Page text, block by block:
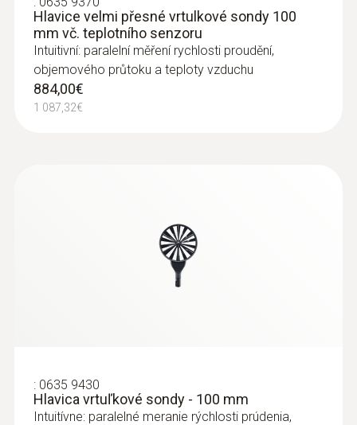
Hlavice velmi přesné vrtulkové sondy 100
mm vč. teplotního senzoru
Intuitivní: paralelní měření rychlosti proudění,
objemového průtoku a teploty vzduchu
884,00€
1 087,32€
: 0635 9430
Hlavica vrtuľkové sondy - 100 mm
Intuitívne: paralelné meranie rýchlosti prúdenia,